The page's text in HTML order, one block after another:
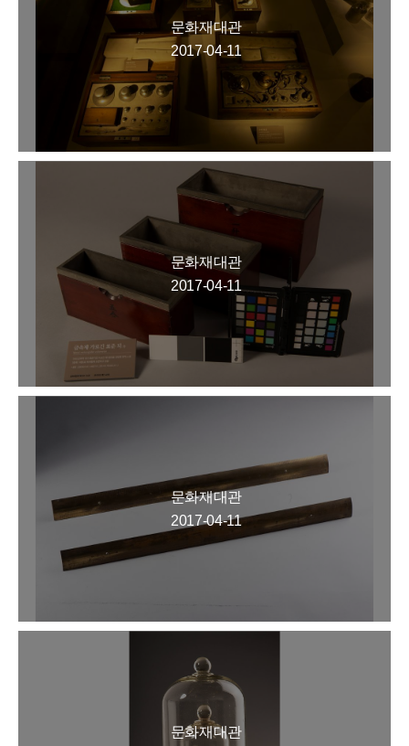
문화재대관
2017-04-11
문화재대관
2017-04-11
문화재대관
2017-04-11
문화재대관